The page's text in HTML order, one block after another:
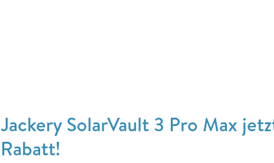
Jackery SolarVault 3 Pro Max
Rabatt!